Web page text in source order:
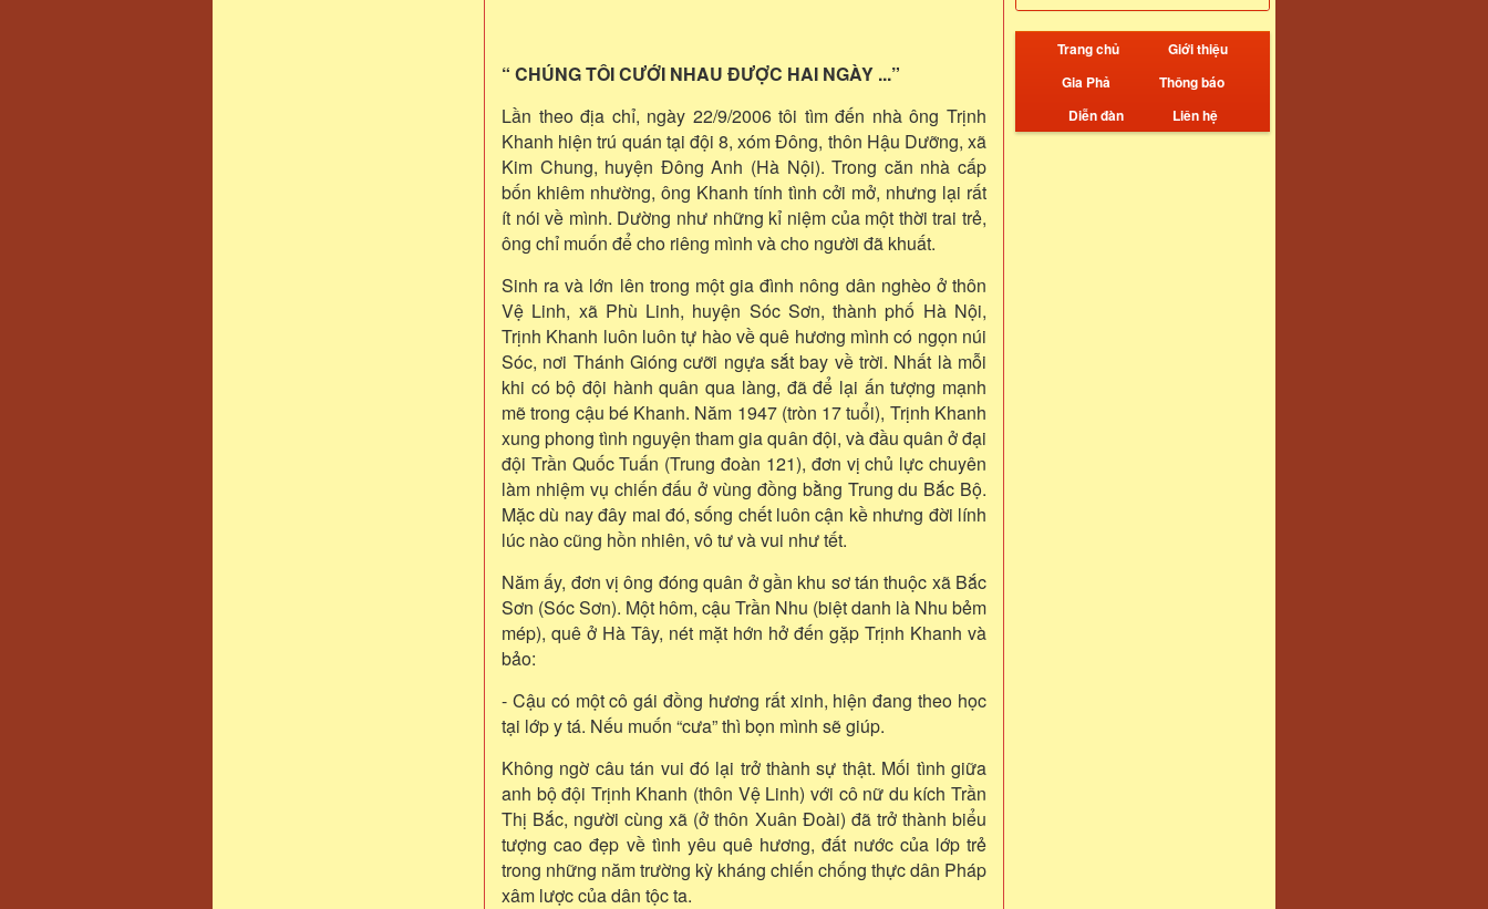
“ CHÚNG TÔI CƯỚI NHAU ĐƯỢC HAI NGÀY ...”
Lần theo địa chỉ, ngày 22/9/2006 tôi tìm đến nhà ông Trịnh
Khanh hiện trú quán tại đội 8, xóm Đông, thôn Hậu Dưỡng, xã
Kim Chung, huyện Đông Anh (Hà Nội). Trong căn nhà cấp
bốn khiêm nhường, ông Khanh tính tình cởi mở, nhưng lại rất
ít nói về mình. Dường như những kỉ niệm của một thời trai trẻ,
ông chỉ muốn để cho riêng mình và cho người đã khuất.
Sinh ra và lớn lên trong một gia đình nông dân nghèo ở thôn
Vệ Linh, xã Phù Linh, huyện Sóc Sơn, thành phố Hà Nội,
Trịnh Khanh luôn luôn tự hào về quê hương mình có ngọn núi
Sóc, nơi Thánh Gióng cưỡi ngựa sắt bay về trời. Nhất là mỗi
khi có bộ đội hành quân qua làng, đã để lại ấn tượng mạnh
mẽ trong cậu bé Khanh. Năm 1947 (tròn 17 tuổi), Trịnh Khanh
xung phong tình nguyện tham gia quân đội, và đầu quân ở đại
đội Trần Quốc Tuấn (Trung đoàn 121), đơn vị chủ lực chuyên
làm nhiệm vụ chiến đấu ở vùng đồng bằng Trung du Bắc Bộ.
Mặc dù nay đây mai đó, sống chết luôn cận kề nhưng đời lính
lúc nào cũng hồn nhiên, vô tư và vui như tết.
Năm ấy, đơn vị ông đóng quân ở gần khu sơ tán thuộc xã Bắc
Sơn (Sóc Sơn). Một hôm, cậu Trần Nhu (biệt danh là Nhu bẻm
mép), quê ở Hà Tây, nét mặt hớn hở đến gặp Trịnh Khanh và
bảo:
- Cậu có một cô gái đồng hương rất xinh, hiện đang theo học
tại lớp y tá. Nếu muốn “cưa” thì bọn mình sẽ giúp.
Không ngờ câu tán vui đó lại trở thành sự thật. Mối tình giữa
anh bộ đội Trịnh Khanh (thôn Vệ Linh) với cô nữ du kích Trần
Thị Bắc, người cùng xã (ở thôn Xuân Đoài) đã trở thành biểu
tượng cao đẹp về tình yêu quê hương, đất nước của lớp trẻ
trong những năm trường kỳ kháng chiến chống thực dân Pháp
xâm lược của dân tộc ta.
Trang chủ
Giới thiệu
Gia Phả
Thông báo
Diễn đàn
Liên hệ